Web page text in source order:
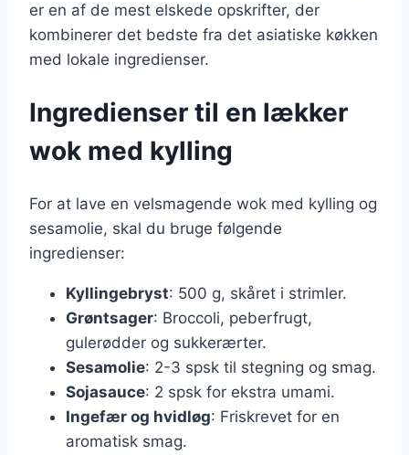
er en af de mest elskede opskrifter, der
kombinerer det bedste fra det asiatiske køkken
med lokale ingredienser.
Ingredienser til en lækker
wok med kylling
For at lave en velsmagende wok med kylling og
sesamolie, skal du bruge følgende
ingredienser:
Kyllingebryst: 500 g, skåret i strimler.
Grøntsager: Broccoli, peberfrugt,
gulerødder og sukkerærter.
Sesamolie: 2-3 spsk til stegning og smag.
Sojasauce: 2 spsk for ekstra umami.
Ingefær og hvidløg: Friskrevet for en
aromatisk smag.